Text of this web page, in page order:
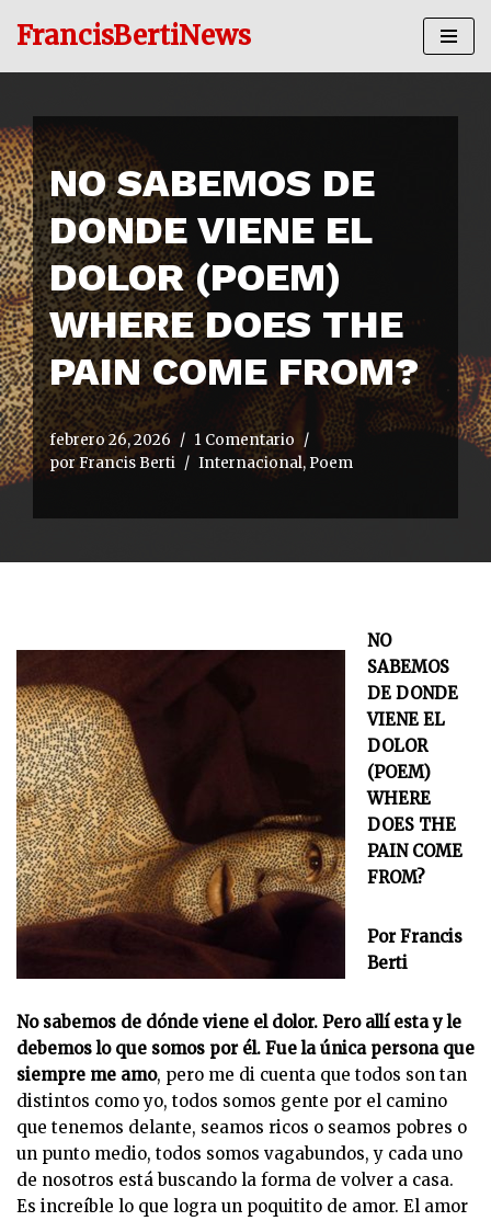
contenido
FrancisBertiNews
NO SABEMOS DE
DONDE VIENE EL
DOLOR (POEM)
WHERE DOES THE
PAIN COME FROM?
febrero 26, 2026
1 Comentario
porFrancis Berti Internacional, Poem
NO
SABEMOS
DE DONDE
VIENE EL
DOLOR
(POEM)
WHERE
DOES THE
PAIN COME
FROM?
Por Francis
Berti
No sabemos de dónde viene el dolor. Pero allí esta y le
debemos lo que somos por él. Fue la única persona que
siempre me amo, pero me di cuenta que todos son tan
distintos como yo, todos somos gente por el camino
que tenemos delante, seamos ricos o seamos pobres o
un punto medio, todos somos vagabundos, y cada uno
de nosotros está buscando la forma de volver a casa.
Es increíble lo que logra un poquitito de amor. El amor